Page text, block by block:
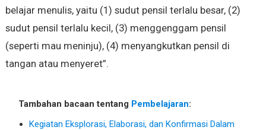
belajar menulis, yaitu (1) sudut pensil terlalu besar, (2)
sudut pensil terlalu kecil, (3) menggenggam pensil
(seperti mau meninju), (4) menyangkutkan pensil di
tangan atau menyeret”.
Tambahan bacaan tentang Pembelajaran:
Kegiatan Eksplorasi, Elaborasi, dan Konfirmasi Dalam